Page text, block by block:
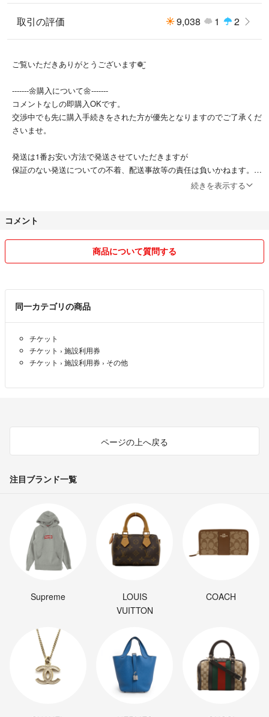
取引の評価 9,038 1 2
ご覧いただきありがとうございます❁¨̮
-------🌼購入について🌼-------
コメントなしの即購入OKです。
交渉中でも先に購入手続きをされた方が優先となりますのでご了承くだ
さいませ。
発送は1番お安い方法で発送させていただきますが
保証のない発送についての不着、配送事故等の責任は負いかねます。追
跡付きの発送等、希望がございましたら購入前にご相談下さい。
同封させて頂きますのでご理解のほど宜しくお願いいたします。
評価が26日になる場合がございます。
気持ちの良いお取引を心掛けておりますので
宜しくお願いいたします(❁ᴗ͈ˬᴗ͈)ﾍﾟｺﾘ｡:.ﾟஐ⋆
続きを表示する
コメント
商品について質問する
同一カテゴリの商品
チケット
チケット › 施設利用券
チケット › 施設利用券 › その他
ページの上へ戻る
注目ブランド一覧
Supreme
LOUIS
VUITTON
COACH